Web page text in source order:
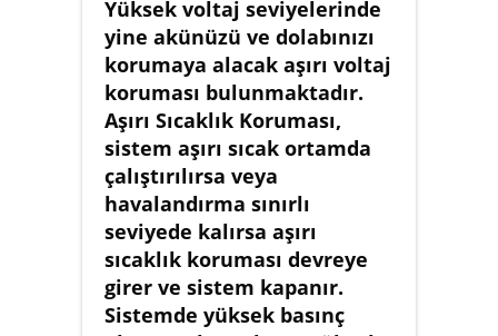
Yüksek voltaj seviyelerinde
yine akünüzü ve dolabınızı
korumaya alacak aşırı voltaj
koruması bulunmaktadır.
Aşırı Sıcaklık Koruması,
sistem aşırı sıcak ortamda
çalıştırılırsa veya
havalandırma sınırlı
seviyede kalırsa aşırı
sıcaklık koruması devreye
girer ve sistem kapanır.
Sistemde yüksek basınç